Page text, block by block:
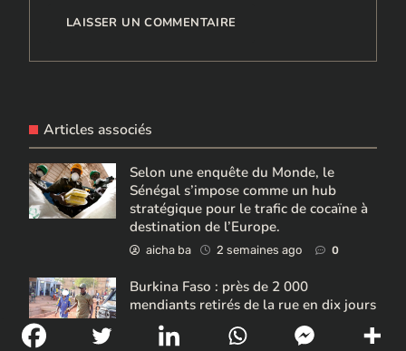
Articles associés
Selon une enquête du Monde, le
Sénégal s’impose comme un hub
stratégique pour le trafic de cocaïne à
destination de l’Europe.
aicha ba 2 semaines ago 0
Burkina Faso : près de 2 000
mendiants retirés de la rue en dix jours
aicha ba 3 semaines ago